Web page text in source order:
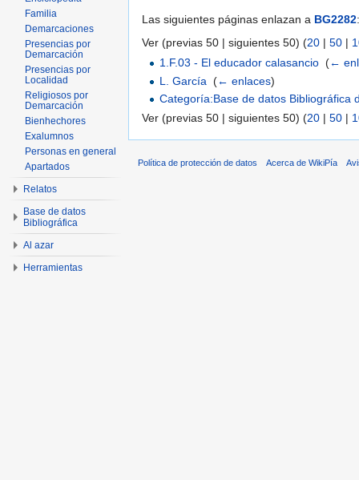
Las siguientes páginas enlazan a BG2282:
Ver (previas 50 | siguientes 50) (20 | 50 |
1.F.03 - El educador calasancio (←
L. García
(← enlaces)
Categoría:Base de datos Bibliográfica
Ver (previas 50 | siguientes 50) (20 | 50 |
Familia
Demarcaciones
Presencias por
Demarcación
Presencias por
Localidad
Religiosos por
Demarcación
Bienhechores
Exalumnos
Personas en general
Apartados
Relatos
Base de datos
Bibliográfica
Al azar
Herramientas
Política de protección de datos Acerca de WikiPía